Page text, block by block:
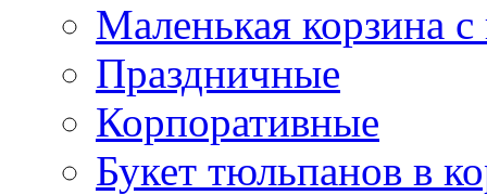
Маленькая корзина
Праздничные
Корпоративные
Букет тюльпанов в